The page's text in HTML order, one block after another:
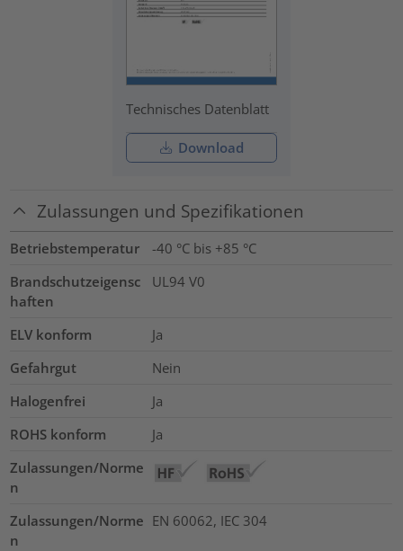
Technisches Datenblatt
Download
Zulassungen und Spezifikationen
Betriebstemperatur
-40 °C bis +85 °C
Brandschutzeigensc
haften
UL94 V0
ELV konform
Ja
Gefahrgut
Nein
Halogenfrei
Ja
ROHS konform
Ja
Zulassungen/Norme
n
Zulassungen/Norme
n
EN 60062, IEC 304